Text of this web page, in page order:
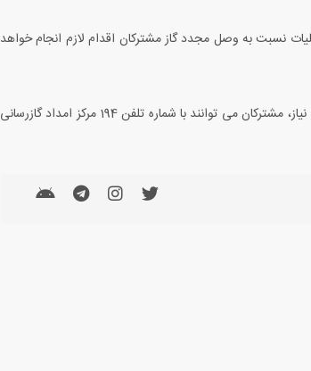
نسبت به وصل مجدد گاز مشترکان اقدام لازم انجام خواهد
به منظور رعایت کامل مسائل ایمنی در زمان وصل گاز، حضور ساکنان در محل سکونت الزامی است. در صورت نیاز، مشترکان می توانند با شماره تلفن 194 مرکز امداد گازرسانی